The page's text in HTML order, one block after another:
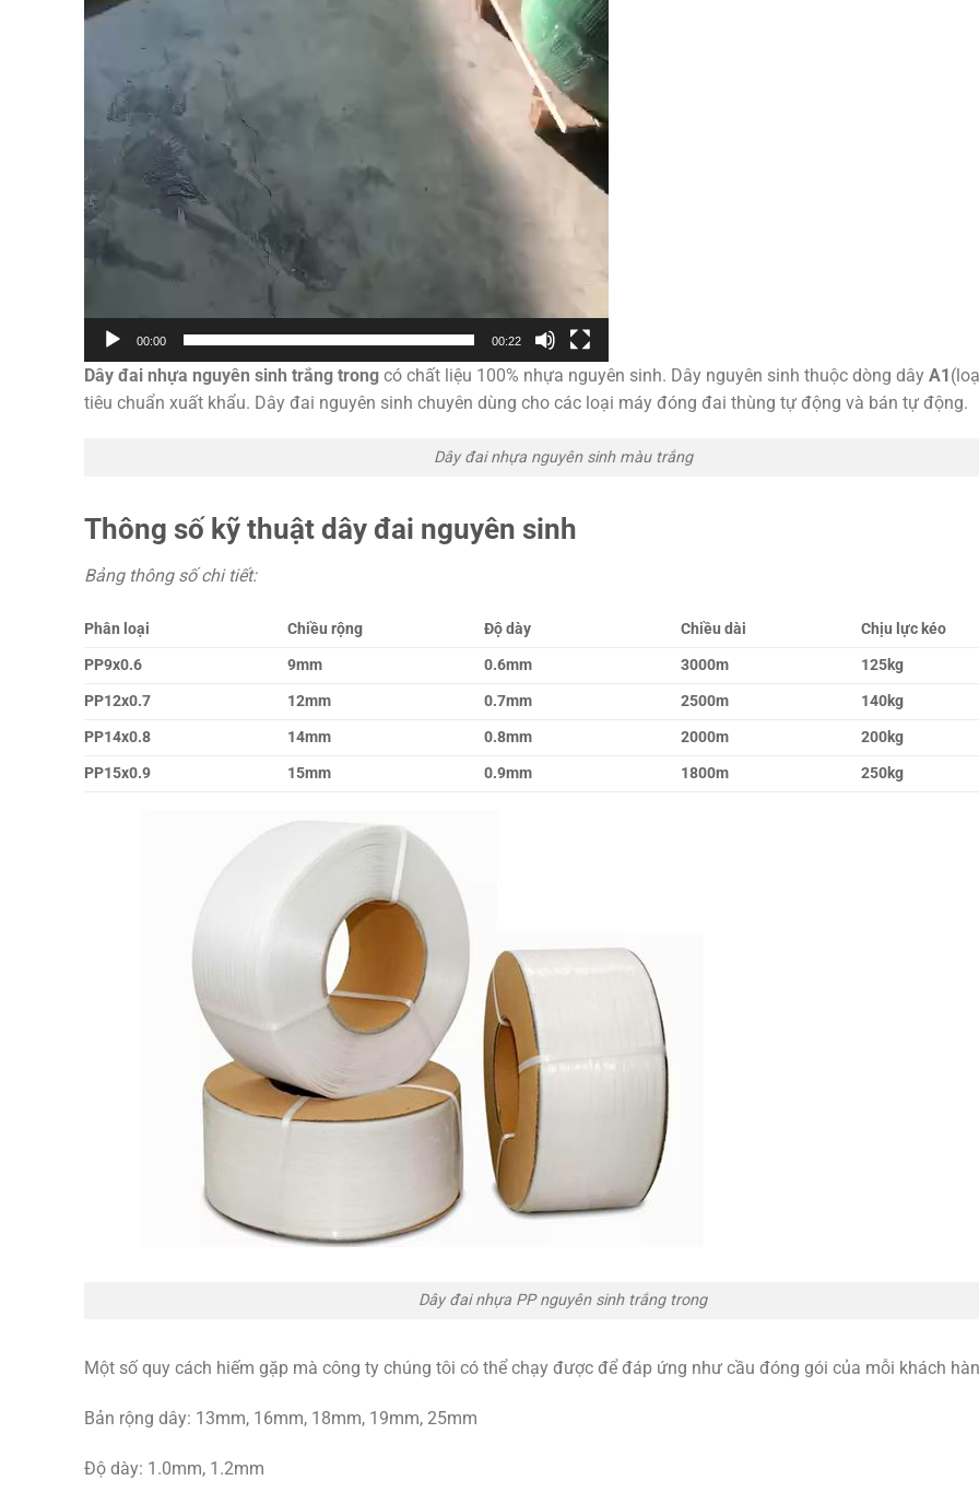
00:00 00:22
Dây đai nhựa nguyên sinh trắng trong có chất liệu 100% nhựa nguyên sinh. Dây nguyên sinh thuộc dòng dây A1
tiêu chuẩn xuất khẩu. Dây đai nguyên sinh chuyên dùng cho các loại máy đóng đai thùng tự động và bán tự động.
Dây đai nhựa nguyên sinh màu trắng
Thông số kỹ thuật dây đai nguyên sinh
Bảng thông số chi tiết:
Phân loại Chiều rộng Độ dày Chiều dài
Chịu lực kéo
PP9x0.6
9mm 0.6mm 3000m
125kg
PP12x0.7
12mm 0.7mm 2500m
140kg
PP14x0.8
14mm 0.8mm 2000m
200kg
PP15x0.9
15mm 0.9mm 1800m 250kg
Dây đai nhựa PP nguyên sinh trắng trong
Một số quy cách hiếm gặp mà công ty chúng tôi có thể chạy được để đáp ứng như cầu đóng gói của mỗi khách
Bản rộng dây: 13mm, 16mm, 18mm, 19mm, 25mm
Độ dày: 1.0mm, 1.2mm